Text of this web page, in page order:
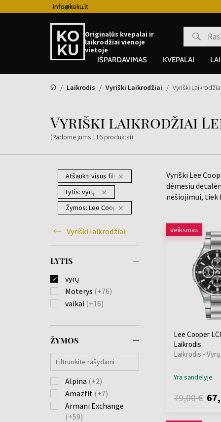
info@koku.lt
Originalūs kvepalai ir
laikrodžiai vienoje
vietoje
IŠPARDAVIMAS KVEPALAI
Laikrodis Vyriški Laikrodžiai Vyriški
Vyriški laikrodžiai
(Radome jums 116 produktai)
Atšaukti visus filtrus
Lytis: vyrų
Žymos: Lee Cooper
Vyriški laikrodžiai
LYTIS
vyrų
Moterys (+76)
vaikai (+16)
ŽYMOS
Alpina (+2)
Amazfit (+7)
Armani Exchange
(+59)
Vyriški Lee
dėmesiu
nešiojimui, tiek
Veiksmas
Lee Cooper
Laikrodis
Laikrodis - Vyrų
Yra sandėlyje
79,00 €